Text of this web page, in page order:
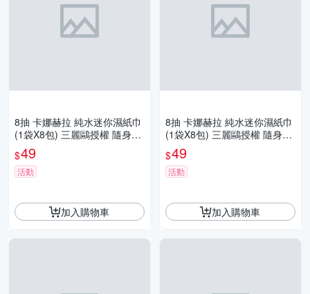
8抽 卡娜赫拉 純水迷你濕紙巾
(1袋X8包) 三麗鷗授權 隨身攜
帶 超小濕巾 蘆薈護手 外出濕
巾
$49
活動
加入購物車
8抽 卡娜赫拉 純水迷你濕紙巾
(1袋X8包) 三麗鷗授權 隨身攜
帶 超小濕巾 蘆薈護手 外出濕
巾
$49
活動
加入購物車